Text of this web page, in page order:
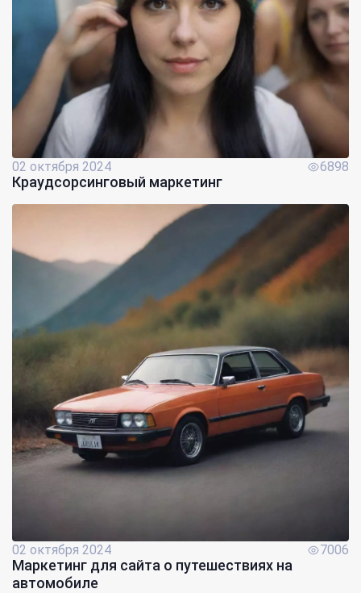
02 октября 2024 6898
Краудсорсинговый маркетинг
02 октября 2024 7006
Маркетинг для сайта о путешествиях на
автомобиле